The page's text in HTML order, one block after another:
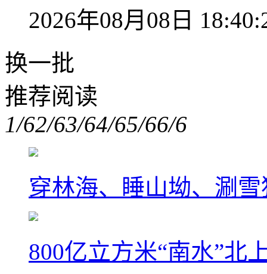
2026年08月08日
换一批
推荐阅读
1/62/63/64/65/66/6
穿林海、睡山坳、涮
800亿立方米“南水”北